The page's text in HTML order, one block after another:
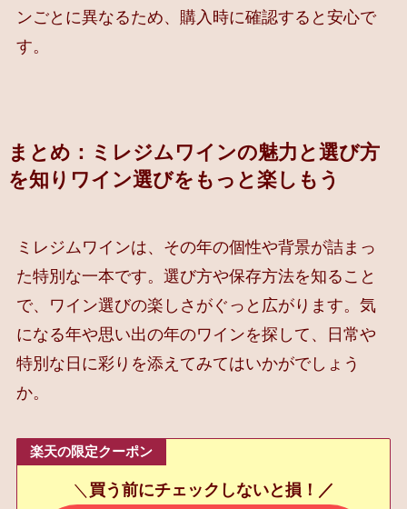
ンごとに異なるため、購入時に確認すると安心で
す。
まとめ：ミレジムワインの魅力と選び方
を知りワイン選びをもっと楽しもう
ミレジムワインは、その年の個性や背景が詰まっ
た特別な一本です。選び方や保存方法を知ること
で、ワイン選びの楽しさがぐっと広がります。気
になる年や思い出の年のワインを探して、日常や
特別な日に彩りを添えてみてはいかがでしょう
か。
楽天の限定クーポン
＼ 買う前にチェックしないと損！／